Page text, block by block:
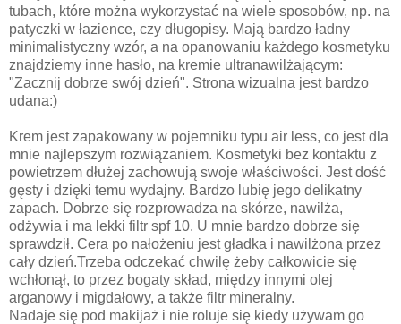
tubach, które można wykorzystać na wiele sposobów, np. na
patyczki w łazience, czy długopisy. Mają bardzo ładny
minimalistyczny wzór, a na opanowaniu każdego kosmetyku
znajdziemy inne hasło, na kremie ultranawilżającym:
"Zacznij dobrze swój dzień". Strona wizualna jest bardzo
udana:)
Krem jest zapakowany w pojemniku typu air less, co jest dla
mnie najlepszym rozwiązaniem. Kosmetyki bez kontaktu z
powietrzem dłużej zachowują swoje właściwości. Jest dość
gęsty i dzięki temu wydajny. Bardzo lubię jego delikatny
zapach. Dobrze się rozprowadza na skórze, nawilża,
odżywia i ma lekki filtr spf 10. U mnie bardzo dobrze się
sprawdził. Cera po nałożeniu jest gładka i nawilżona przez
cały dzień.Trzeba odczekać chwilę żeby całkowicie się
wchłonął, to przez bogaty skład, między innymi olej
arganowy i migdałowy, a także filtr mineralny.
Nadaje się pod makijaż i nie roluje się kiedy używam go